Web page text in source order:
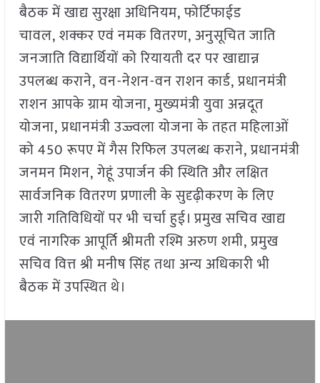
बैठक में खाद्य सुरक्षा अधिनियम, फोर्टिफाईड
चावल, शक्कर एवं नमक वितरण, अनुसूचित जाति
जनजाति विद्यार्थियों को रियायती दर पर खाद्यान्न
उपलब्ध कराने, वन-नेशन-वन राशन कार्ड, प्रधानमंत्री
राशन आपके ग्राम योजना, मुख्यमंत्री युवा अन्नदूत
योजना, प्रधानमंत्री उज्ज्वला योजना के तहत महिलाओं
को 450 रूपए में गैस रिफिल उपलब्ध कराने, प्रधानमंत्री
जनमन मिशन, गेहूं उपार्जन की स्थिति और लक्षित
सार्वजनिक वितरण प्रणाली के सुदृढ़ीकरण के लिए
जारी गतिविधियों पर भी चर्चा हुई। प्रमुख सचिव खाद्य
एवं नागरिक आपूर्ति श्रीमती रश्मि अरुण शमी, प्रमुख
सचिव वित्त श्री मनीष सिंह तथा अन्य अधिकारी भी
बैठक में उपस्थित थे।